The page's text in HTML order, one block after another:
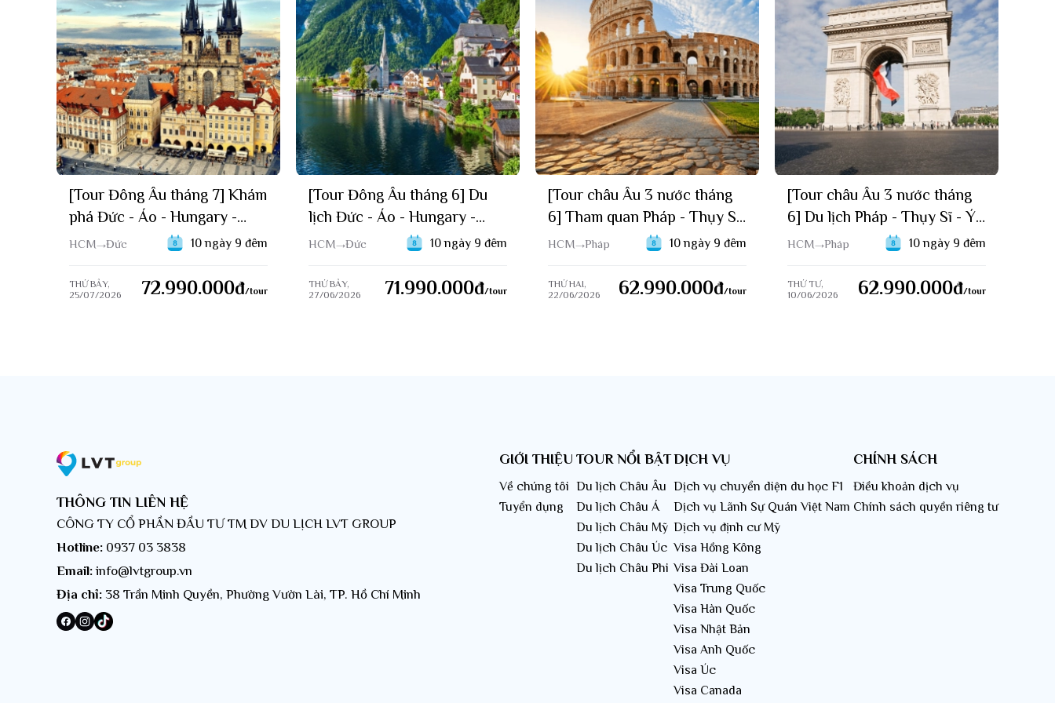
thời điểm thích hợp.
Tham quan thành phố cổ Québec
Thành phố cổ Québec là thủ phủ của tỉnh Québec và là một trong những thành phố cổ đẹp và lịch sử nhất ở Bắc Mỹ. Thành
phố nằm bên bờ sông Saint Lawrence, có lịch sử hơn ba trăm năm và đã được công nhận là di sản văn hóa thế giới năm 1985.
Khi đến đây, du khách sẽ được ngắm nhìn thành phố Québec trong một khung cảnh tuyệt vời.
[Tour Đông Âu tháng 7] Khám
phá Đức - Áo - Hungary -
Slovakia - Séc (25/07/2026)
HCM Đức 10 ngày 9 đêm
THỨ BẢY,
25/07/2026
72.990.000đ/tour
[Tour Đông Âu tháng 6] Du
lịch Đức - Áo - Hungary -
Slovakia - Séc (27/06/2026)
HCM Đức 10 ngày 9 đêm
THỨ BẢY,
27/06/2026
71.990.000đ/tour
[Tour châu Âu 3 nước tháng
6] Tham quan Pháp - Thụy Sĩ
- Ý - Vatican (22/06/2026)
HCM Pháp 10 ngày 9 đêm
THỨ HAI,
22/06/2026
62.990.000đ/tour
[Tour châu Âu 3 nước tháng
6] Du lịch Pháp - Thụy Sĩ - Ý -
Vatican (10/06/2026)
HCM Pháp 10 ngày 9 đêm
THỨ TƯ,
10/06/2026
62.990.000đ/tour
THÔNG TIN LIÊN HỆ
CÔNG TY CỔ PHẦN ĐẦU TƯ TM DV DU LỊCH LVT GROUP
Hotline: 0937 03 3838
Email:info@lvtgroup.vn
Địa chỉ: 38 Trần Minh Quyền, Phường Vườn Lài, TP. Hồ Chí Minh
GIỚI THIỆU
Về chúng tôi
Tuyển dụng
TOUR NỔI BẬT
Du lịch Châu Âu
Du lịch Châu Á
Du lịch Châu Mỹ
Du lịch Châu Úc
Du lịch Châu Phi
DỊCH VỤ
Dịch vụ chuyển diện du học F1
Dịch vụ Lãnh Sự Quán Việt Nam
Dịch vụ định cư Mỹ
Visa Hồng Kông
Visa Đài Loan
Visa Trung Quốc
Visa Hàn Quốc
Visa Nhật Bản
Visa Anh Quốc
Visa Úc
Visa Canada
CHÍNH SÁCH
Điều khoản dịch vụ
Chính sách quyền riêng tư